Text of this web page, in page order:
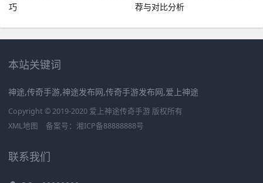
巧
荐与对比分析
本站关键词
神途,传奇手游,神途发布网,传奇手游发布网,爱上神途
Copyright © 2019-2020 爱上神途传奇手游 版权所有
XML地图
备案号： 湘ICP备88888888号
联系我们